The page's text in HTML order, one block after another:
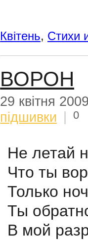
Квітень, Стихи
ВОРОН
29 квітня
підшивки
0
Не летай
Что ты
Только
Ты
В мой